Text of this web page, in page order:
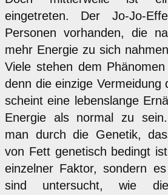
eingetreten. Der Jo-Jo-
Personen vorhanden, die
mehr Energie zu sich
Viele stehen dem
denn die einzige Vermeidung
scheint eine lebenslange
Energie als normal zu
man durch die Genetik,
von Fett genetisch bedingt
einzelner Faktor, sondern
sind untersucht, wie